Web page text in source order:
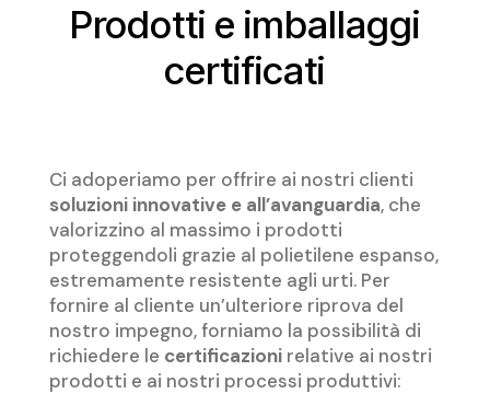
Prodotti e imballaggi
certificati
Ci adoperiamo per offrire ai nostri clienti
soluzioni innovative e all’avanguardia, che
valorizzino al massimo i prodotti
proteggendoli grazie al polietilene espanso,
estremamente resistente agli urti. Per
fornire al cliente un’ulteriore riprova del
nostro impegno, forniamo la possibilità di
richiedere le certificazionirelative ai nostri
prodotti e ai nostri processi produttivi: